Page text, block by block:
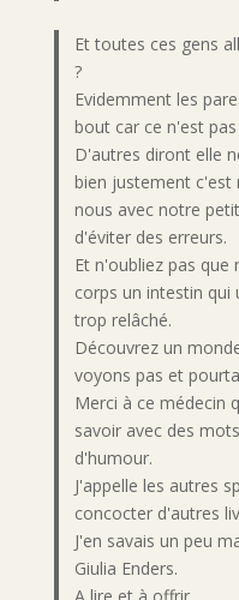
Et toutes ces gens
?
Evidemment les
bout car ce n'est
D'autres diront elle
bien justement c'est
nous avec notre
d'éviter des erreurs.
Et n'oubliez pas
corps un intestin
trop relâché.
Découvrez un
voyons pas et
Merci à ce médecin
savoir avec des
d'humour.
J'appelle les autres
concocter d'autres
J'en savais un peu
Giulia Enders.